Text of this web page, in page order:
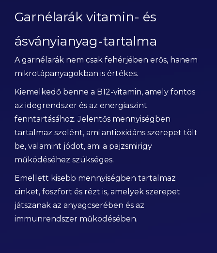
Garnélarák vitamin- és
ásványianyag-tartalma
A garnélarák nem csak fehérjében erős, hanem
mikrotápanyagokban is értékes.
Kiemelkedő benne a B12-vitamin, amely fontos
az idegrendszer és az energiaszint
fenntartásához. Jelentős mennyiségben
tartalmaz szelént, ami antioxidáns szerepet tölt
be, valamint jódot, ami a pajzsmirigy
működéséhez szükséges.
Emellett kisebb mennyiségben tartalmaz
cinket, foszfort és rézt is, amelyek szerepet
játszanak az anyagcserében és az
immunrendszer működésében.